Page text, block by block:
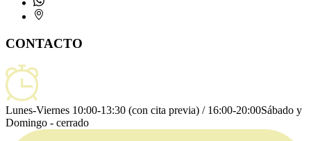
CONTACTO
Lunes-Viernes 10:00-13:30 (con cita previa) / 16:00-20:00Sábado y
Domingo - cerrado